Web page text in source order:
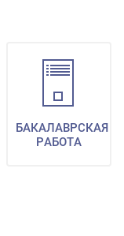
БАКАЛАВРСКАЯ
РАБОТА